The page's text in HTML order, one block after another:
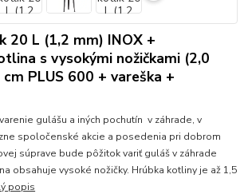
20 L (1,2 mm) INOX +
s vysokými nožičkami (2,0
PLUS 600 + vareška +
gulášu a iných pochutín v záhrade, v
spoločenské akcie a posedenia pri dobrom
súprave bude pôžitok variť guláš v záhrade
obsahuje vysoké nožičky. Hrúbka kotliny je až 1,5
popis